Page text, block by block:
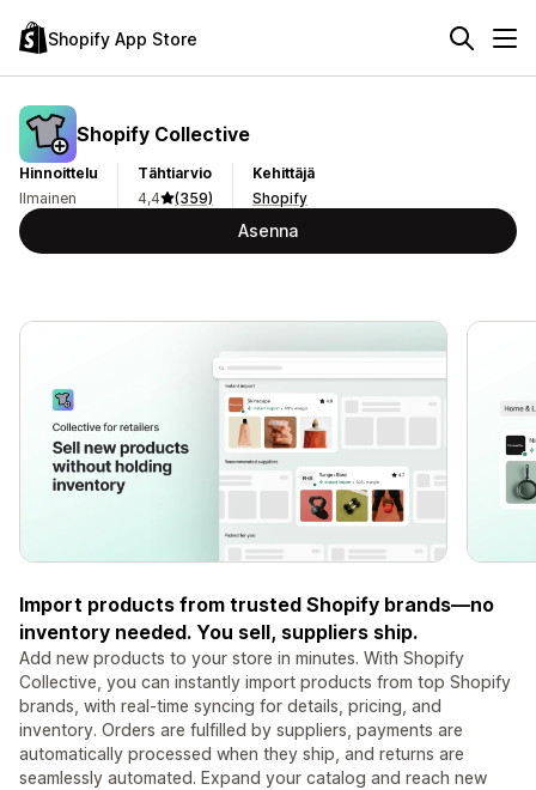
Shopify App Store
Shopify Collective
Hinnoittelu
Ilmainen
Tähtiarvio
4,4
(359)
Kehittäjä
Shopify
Asenna
Import products from trusted Shopify brands—no
inventory needed. You sell, suppliers ship.
Add new products to your store in minutes. With Shopify
Collective, you can instantly import products from top Shopify
brands, with real-time syncing for details, pricing, and
inventory. Orders are fulfilled by suppliers, payments are
automatically processed when they ship, and returns are
seamlessly automated. Expand your catalog and reach new